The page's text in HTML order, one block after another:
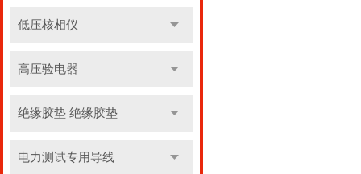
低压核相仪
高压验电器
绝缘胶垫 绝缘胶垫
电力测试专用导线